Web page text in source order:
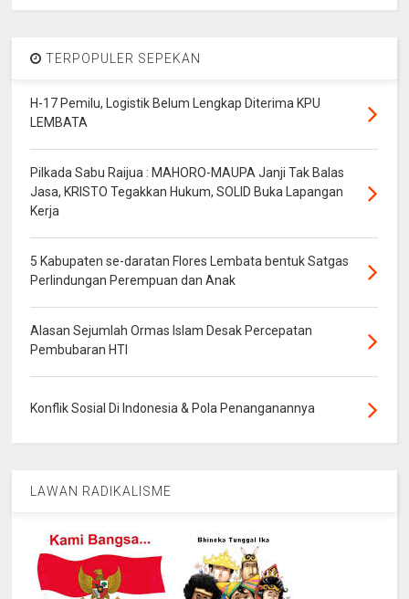
TERPOPULER SEPEKAN
H-17 Pemilu, Logistik Belum Lengkap Diterima KPU
LEMBATA
Pilkada Sabu Raijua : MAHORO-MAUPA Janji Tak Balas
Jasa, KRISTO Tegakkan Hukum, SOLID Buka Lapangan
Kerja
5 Kabupaten se-daratan Flores Lembata bentuk Satgas
Perlindungan Perempuan dan Anak
Alasan Sejumlah Ormas Islam Desak Percepatan
Pembubaran HTI
Konflik Sosial Di Indonesia & Pola Penanganannya
LAWAN RADIKALISME